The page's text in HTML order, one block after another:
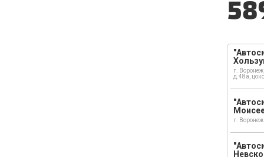
г.
д.48а,
г.